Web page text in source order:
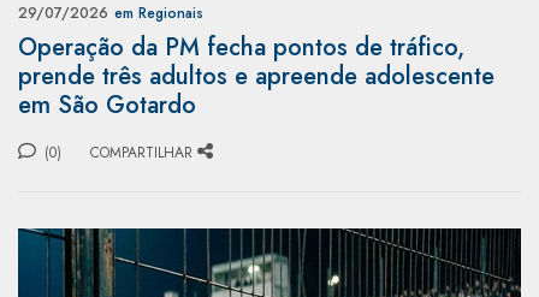
29/07/2026 em Regionais
Operação da PM fecha pontos de tráfico,
prende três adultos e apreende adolescente
em São Gotardo
(0) COMPARTILHAR